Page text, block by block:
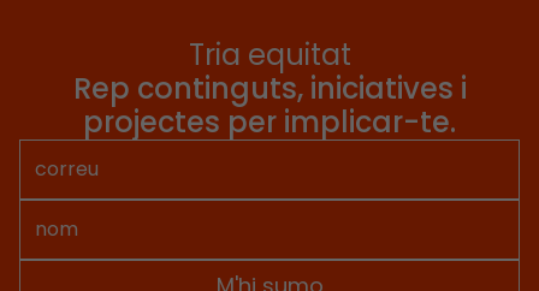
Tria equitat
Rep continguts, iniciatives i
projectes per implicar-te.